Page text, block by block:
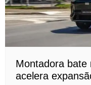
Montadora bate
acelera